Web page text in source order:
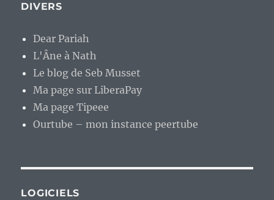
DIVERS
Dear Pariah
L'Âne à Nath
Le blog de Seb Musset
Ma page sur LiberaPay
Ma page Tipeee
Ourtube – mon instance peertube
LOGICIELS